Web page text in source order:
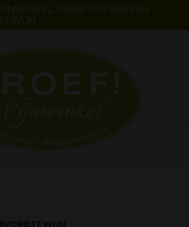
GENIETEN VAN EEN
WIJN
WIJN